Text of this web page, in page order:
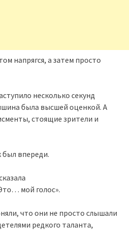
напрягся, а затем просто
несколько секунд
была высшей оценкой. А
стоящие зрители и
впереди.
мой голос».
что они не просто слышали
редкого таланта,